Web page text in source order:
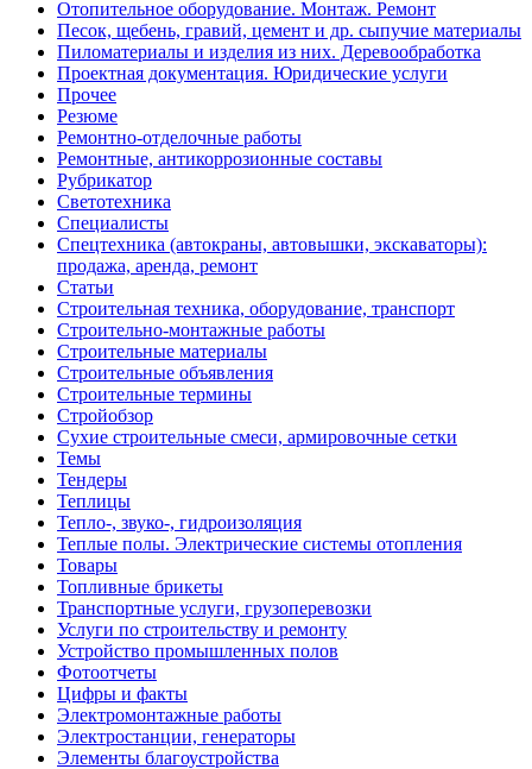
Отопительное оборудование. Монтаж. Ремонт
Песок, щебень, гравий, цемент и др. сыпучие материалы
Пиломатериалы и изделия из них. Деревообработка
Проектная документация. Юридические услуги
Прочее
Резюме
Ремонтно-отделочные работы
Ремонтные, антикоррозионные составы
Рубрикатор
Светотехника
Специалисты
Спецтехника (автокраны, автовышки, экскаваторы):
продажа, аренда, ремонт
Статьи
Строительная техника, оборудование, транспорт
Строительно-монтажные работы
Строительные материалы
Строительные объявления
Строительные термины
Стройобзор
Сухие строительные смеси, армировочные сетки
Темы
Тендеры
Теплицы
Тепло-, звуко-, гидроизоляция
Теплые полы. Электрические системы отопления
Товары
Топливные брикеты
Транспортные услуги, грузоперевозки
Услуги по строительству и ремонту
Устройство промышленных полов
Фотоотчеты
Цифры и факты
Электромонтажные работы
Электростанции, генераторы
Элементы благоустройства